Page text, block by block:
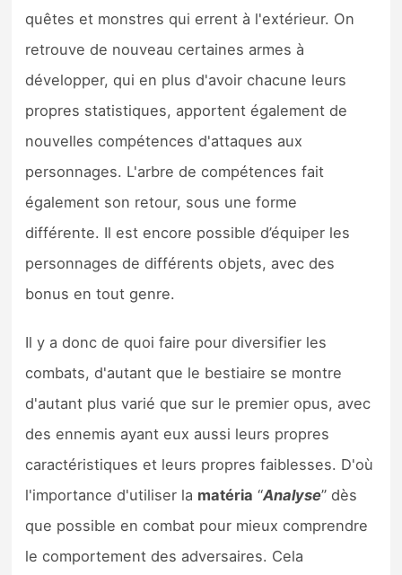
quêtes et monstres qui errent à l'extérieur. On
retrouve de nouveau certaines armes à
développer, qui en plus d'avoir chacune leurs
propres statistiques, apportent également de
nouvelles compétences d'attaques aux
personnages. L'arbre de compétences fait
également son retour, sous une forme
différente. Il est encore possible d’équiper les
personnages de différents objets, avec des
bonus en tout genre.
Il y a donc de quoi faire pour diversifier les
combats, d'autant que le bestiaire se montre
d'autant plus varié que sur le premier opus, avec
des ennemis ayant eux aussi leurs propres
caractéristiques et leurs propres faiblesses. D'où
l'importance d'utiliser la matéria “Analyse” dès
que possible en combat pour mieux comprendre
le comportement des adversaires. Cela